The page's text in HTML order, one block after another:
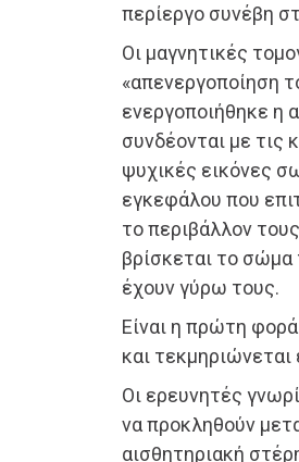
περίεργο συνέβη
Οι μαγνητικές
«απενεργοποίηση
ενεργοποιήθηκε η
συνδέονται με τις
ψυχικές εικόνες
εγκεφάλου που
το περιβάλλον
βρίσκεται το
έχουν γύρω τους.
Είναι η πρώτη
και τεκμηριώνεται
Οι ερευνητές
να προκληθούν
αισθητηριακή